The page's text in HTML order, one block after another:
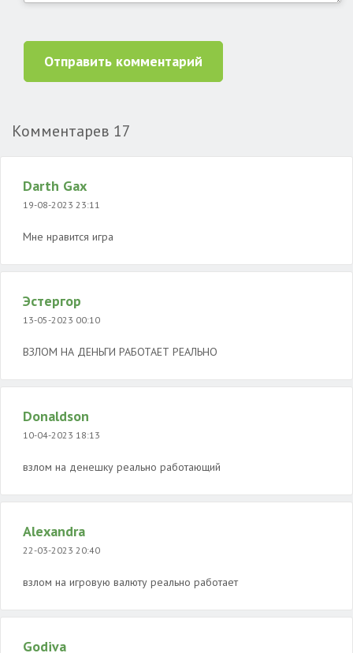
Отправить комментарий
Комментарев 17
Darth Gax
19-08-2023 23:11
Мне нравится игра
Эстергор
13-05-2023 00:10
ВЗЛОМ НА ДЕНЬГИ РАБОТАЕТ РЕАЛЬНО
Donaldson
10-04-2023 18:13
взлом на денешку реально работающий
Alexandra
22-03-2023 20:40
взлом на игровую валюту реально работает
Godiva